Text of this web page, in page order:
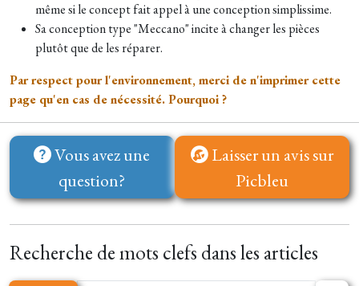
même si le concept fait appel à une conception simplissime.
Sa conception type "Meccano" incite à changer les pièces
plutôt que de les réparer.
Par respect pour l'environnement, merci de n'imprimer cette
page qu'en cas de nécessité. Pourquoi ?
Vous avez une
question?
Laisser un avis sur
Picbleu
Recherche de mots clefs dans les articles